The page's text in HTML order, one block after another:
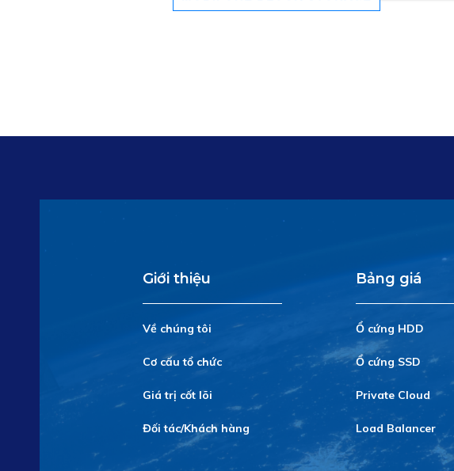
Giới thiệu
Về chúng tôi
Cơ cấu tổ chức
Giá trị cốt lõi
Đối tác/Khách hàng
Bảng giá
Ổ cứng HDD
Ổ cứng SSD
Private Cloud
Load Balancer